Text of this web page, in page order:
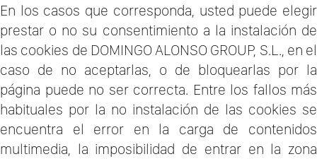
En los casos que corresponda, usted puede elegir
prestar o no su consentimiento a la instalación de
las cookies de DOMINGO ALONSO GROUP, S.L., en el
caso de no aceptarlas, o de bloquearlas por la
página puede no ser correcta. Entre los fallos más
habituales por la no instalación de las cookies se
encuentra el error en la carga de contenidos
multimedia, la imposibilidad de entrar en la zona